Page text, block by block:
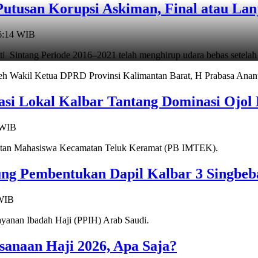
Korupsi Askiman, Final atau
WIB
Sintang Periode 2016–2021 telah menghirup udara bebas
Lokal Kalbar Tantang Dominasi Ojol
Pembentukan Dapil Kalbar 3
Haji 2026, Apa Saja?